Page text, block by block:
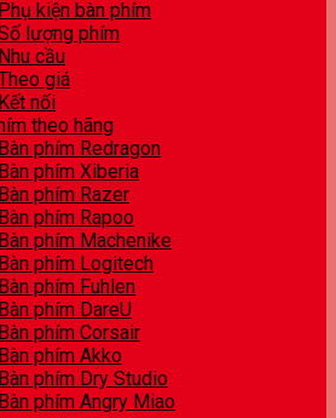
Phụ kiện bàn phím
lượng phím
Nhu cầu
giá
Kết nối
theo hãng
Bàn phím Redragon
Bàn phím Xiberia
Bàn phím Razer
Bàn phím Rapoo
Bàn phím Machenike
Bàn phím Logitech
Bàn phím Fuhlen
Bàn phím DareU
Bàn phím Corsair
Bàn phím Akko
Bàn phím Dry Studio
Bàn phím Angry Miao